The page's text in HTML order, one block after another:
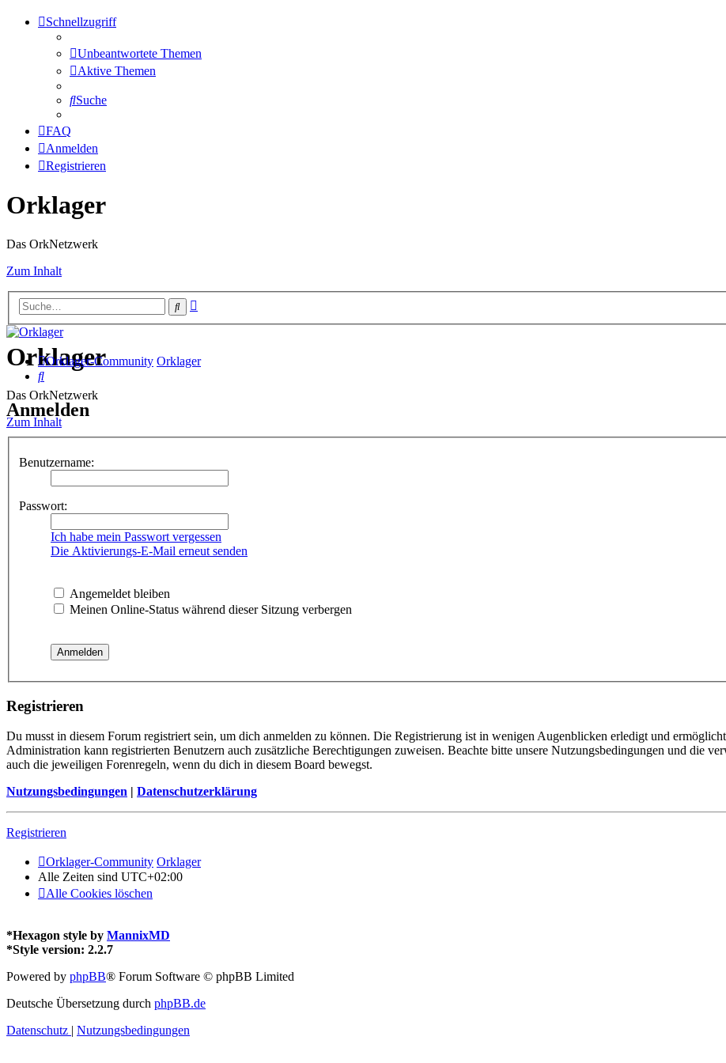
Schnellzugriff
Unbeantwortete Themen
Aktive Themen
Suche
FAQ
Anmelden
Registrieren
Orklager
Das OrkNetzwerk
Zum Inhalt
Suche
Orklager
Das OrkNetzwerk
Zum Inhalt
Orklager-Community Orklager
Suche
Anmelden
Benutzername:
Passwort:
Ich habe mein Passwort vergessen
Die Aktivierungs-E-Mail erneut senden
Angemeldet bleiben
Meinen Online-Status während dieser Sitzung verbergen
Registrieren
Du musst in diesem Forum registriert sein, um dich anmelden zu können. Die Registrierung ist in wenigen Augenblicken erledigt und
Administration kann registrierten Benutzern auch zusätzliche Berechtigungen zuweisen. Beachte bitte unsere Nutzungsbedingungen und die
auch die jeweiligen Forenregeln, wenn du dich in diesem Board bewegst.
Nutzungsbedingungen | Datenschutzerklärung
Registrieren
Orklager-Community Orklager
Alle Zeiten sind UTC+02:00
Alle Cookies löschen
*Hexagon style by MannixMD
*Style version: 2.2.7
Powered by phpBB® Forum Software © phpBB Limited
Deutsche Übersetzung durch phpBB.de
Datenschutz | Nutzungsbedingungen